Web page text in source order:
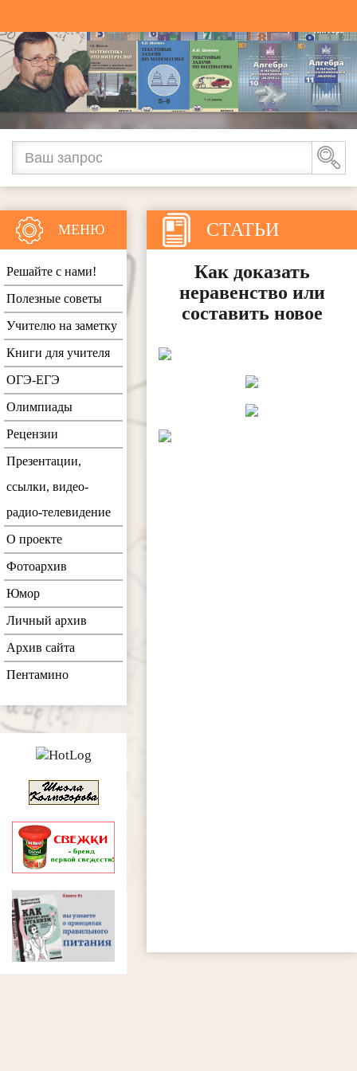
СТАТЬИ
Как доказать
неравенство или
составить новое
МЕНЮ
Решайте с нами!
Полезные советы
Учителю на заметку
Книги для учителя
ОГЭ-ЕГЭ
Олимпиады
Рецензии
Презентации,
ссылки, видео-
радио-телевидение
О проекте
Фотоархив
Юмор
Личный архив
Архив сайта
Пентамино